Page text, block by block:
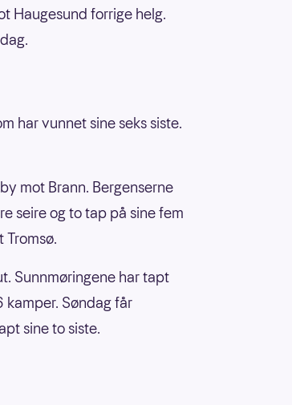
Haugesund forrige helg.
har vunnet sine seks siste.
mot Brann. Bergenserne
seire og to tap på sine fem
Tromsø.
Sunnmøringene har tapt
kamper. Søndag får
sine to siste.